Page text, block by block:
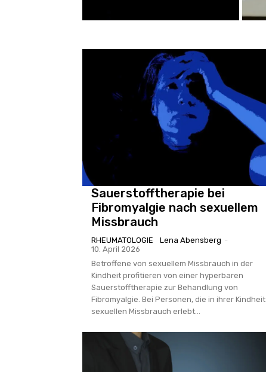
Sauerstofftherapie bei
Fibromyalgie nach sexuellem
Missbrauch
RHEUMATOLOGIE Lena Abensberg -
10. April 2026
Betroffene von sexuellem Missbrauch in der
Kindheit profitieren von einer hyperbaren
Sauerstofftherapie zur Behandlung von
Fibromyalgie. Bei Personen, die in ihrer Kindheit
sexuellen Missbrauch erlebt...